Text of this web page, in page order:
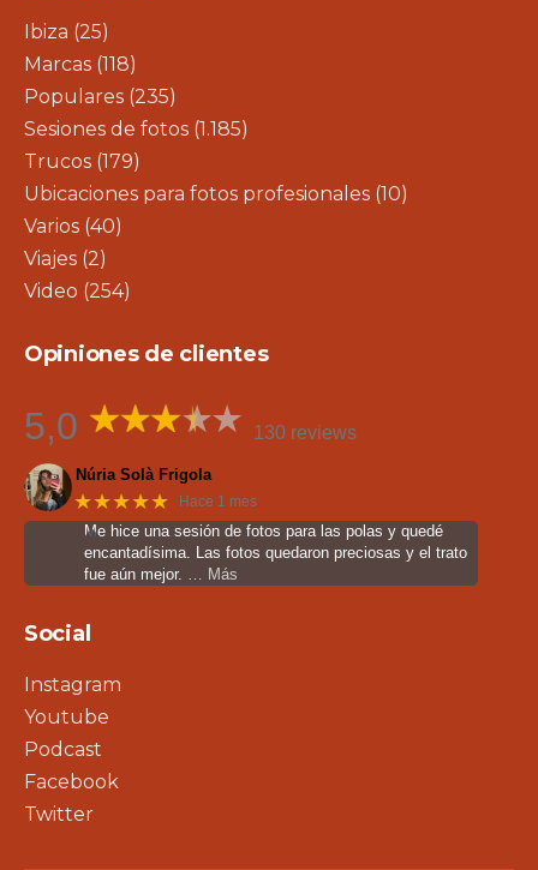
Ibiza (25)
Marcas (118)
Populares (235)
Sesiones de fotos (1.185)
Trucos (179)
Ubicaciones para fotos profesionales (10)
Varios (40)
Viajes (2)
Video (254)
Opiniones de clientes
5,0 130 reviews
Núria Solà Frigola
★★★★★ Hace 1 mes
Me hice una sesión de fotos para las polas y quedé
encantadísima. Las fotos quedaron preciosas y el trato
fue aún mejor.
… Más
Social
Instagram
Youtube
Podcast
Facebook
Twitter